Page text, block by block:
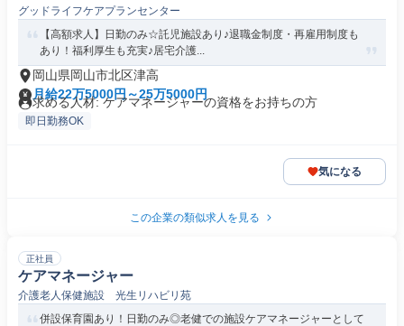
グッドライフケアプランセンター
【高額求人】日勤のみ☆託児施設あり♪退職金制度・再雇用制度も
あり！福利厚生も充実♪居宅介護...
岡山県岡山市北区津高
月給22万5000円～25万5000円
求める人材: ケアマネージャーの資格をお持ちの方
即日勤務OK
気になる
この企業の類似求人を見る
正社員
ケアマネージャー
介護老人保健施設 光生リハビリ苑
併設保育園あり！日勤のみ◎老健での施設ケアマネージャーとして